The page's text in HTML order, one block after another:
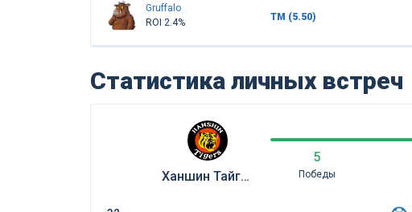
Gruffalo
ROI 2.4%
ТМ (5.50)
Статистика личных встреч
Ханшин Тайгерз
5
Победы